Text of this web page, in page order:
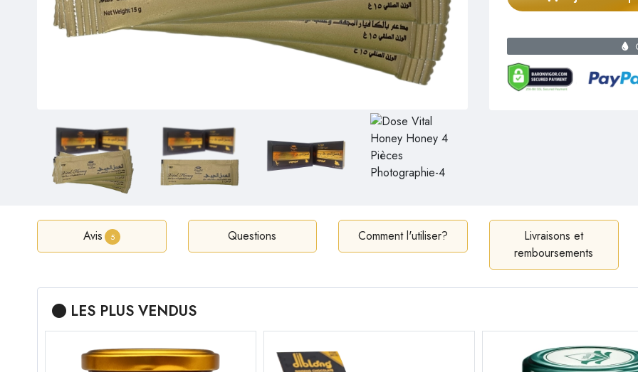
Avis 5 Questions Comment l'utiliser?
Livraisons et
remboursements
LES PLUS VENDUS